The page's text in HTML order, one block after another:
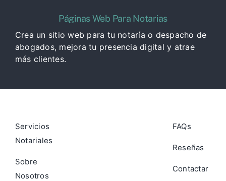
Páginas Web Para Notarias
Crea un sitio web para tu notaría o despacho de
abogados, mejora tu presencia digital y atrae
más clientes.
Servicios
Notariales
Sobre
Nosotros
FAQs
Reseñas
Contactar